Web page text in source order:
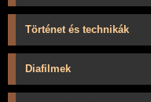
Történet és technikák
Diafilmek